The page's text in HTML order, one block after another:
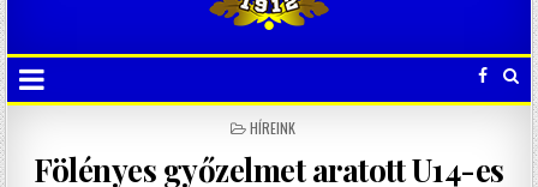
POSTED
HÍREINK
Fölényes győzelmet aratott U14-es